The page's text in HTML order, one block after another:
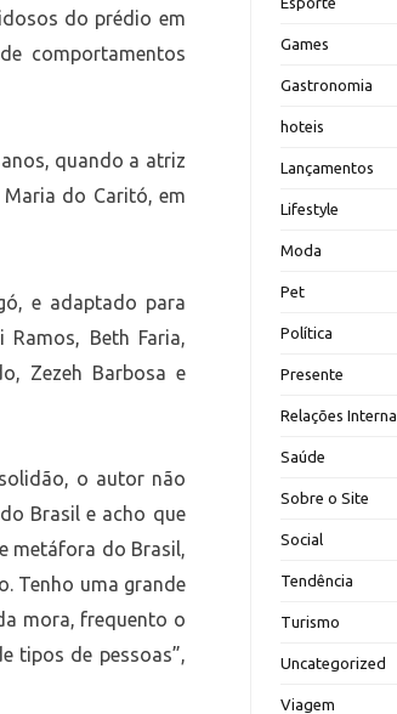
do prédio em
comportamentos
quando a atriz
do Caritó, em
e adaptado para
Beth Faria,
Zezeh Barbosa e
o autor não
Brasil e acho que
metáfora do Brasil,
Tenho uma grande
mora, frequento o
tipos de pessoas”,
Games
Gastronomia
hoteis
Lançamentos
Lifestyle
Moda
Pet
Política
Presente
Relações
Saúde
Sobre o Site
Social
Tendência
Turismo
Uncategorized
Viagem